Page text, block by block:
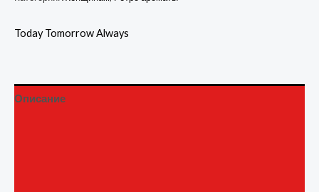
Today Tomorrow Always
Описание